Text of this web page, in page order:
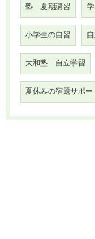
塾 夏期講習
小学生の自習
大和塾 自立学習
夏休みの宿題サポー